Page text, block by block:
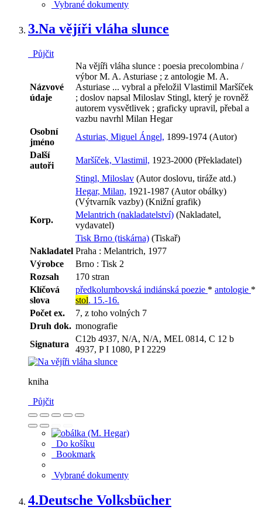
Vybrané dokumenty
3.Na vějíři vláha slunce
Půjčit
Názvové
údaje
Na vějíři vláha slunce : poesia precolombina /
výbor M. A. Asturiase ; z antologie M. A.
Asturiase ... vybral a přeložil Vlastimil Maršíček
; doslov napsal Miloslav Stingl, který je rovněž
autorem vysvětlivek ; graficky upravil, přebal a
vazbu navrhl Milan Hegar
Osobní
jméno
Asturias, Miguel Ángel, 1899-1974 (Autor)
Další
autoři
Maršíček, Vlastimil, 1923-2000 (Překladatel)
Stingl, Miloslav (Autor doslovu, tiráže atd.)
Hegar, Milan, 1921-1987 (Autor obálky)
(Výtvarník vazby) (Knižní grafik)
Korp.
Melantrich (nakladatelství) (Nakladatel,
vydavatel)
Tisk Brno (tiskárna) (Tiskař)
Nakladatel Praha : Melantrich, 1977
Výrobce
Brno : Tisk 2
Rozsah
170 stran
Klíčová
slova
předkolumbovská indiánská poezie * antologie *
stol. 15.-16.
Počet ex.
7, z toho volných 7
Druh dok. monografie
Signatura
C12b 4937, N/A, N/A, MEL 0814, C 12 b
4937, P I 1080, P I 2229
kniha
Půjčit
Do košíku
Bookmark
Vybrané dokumenty
4.Deutsche Volksbücher